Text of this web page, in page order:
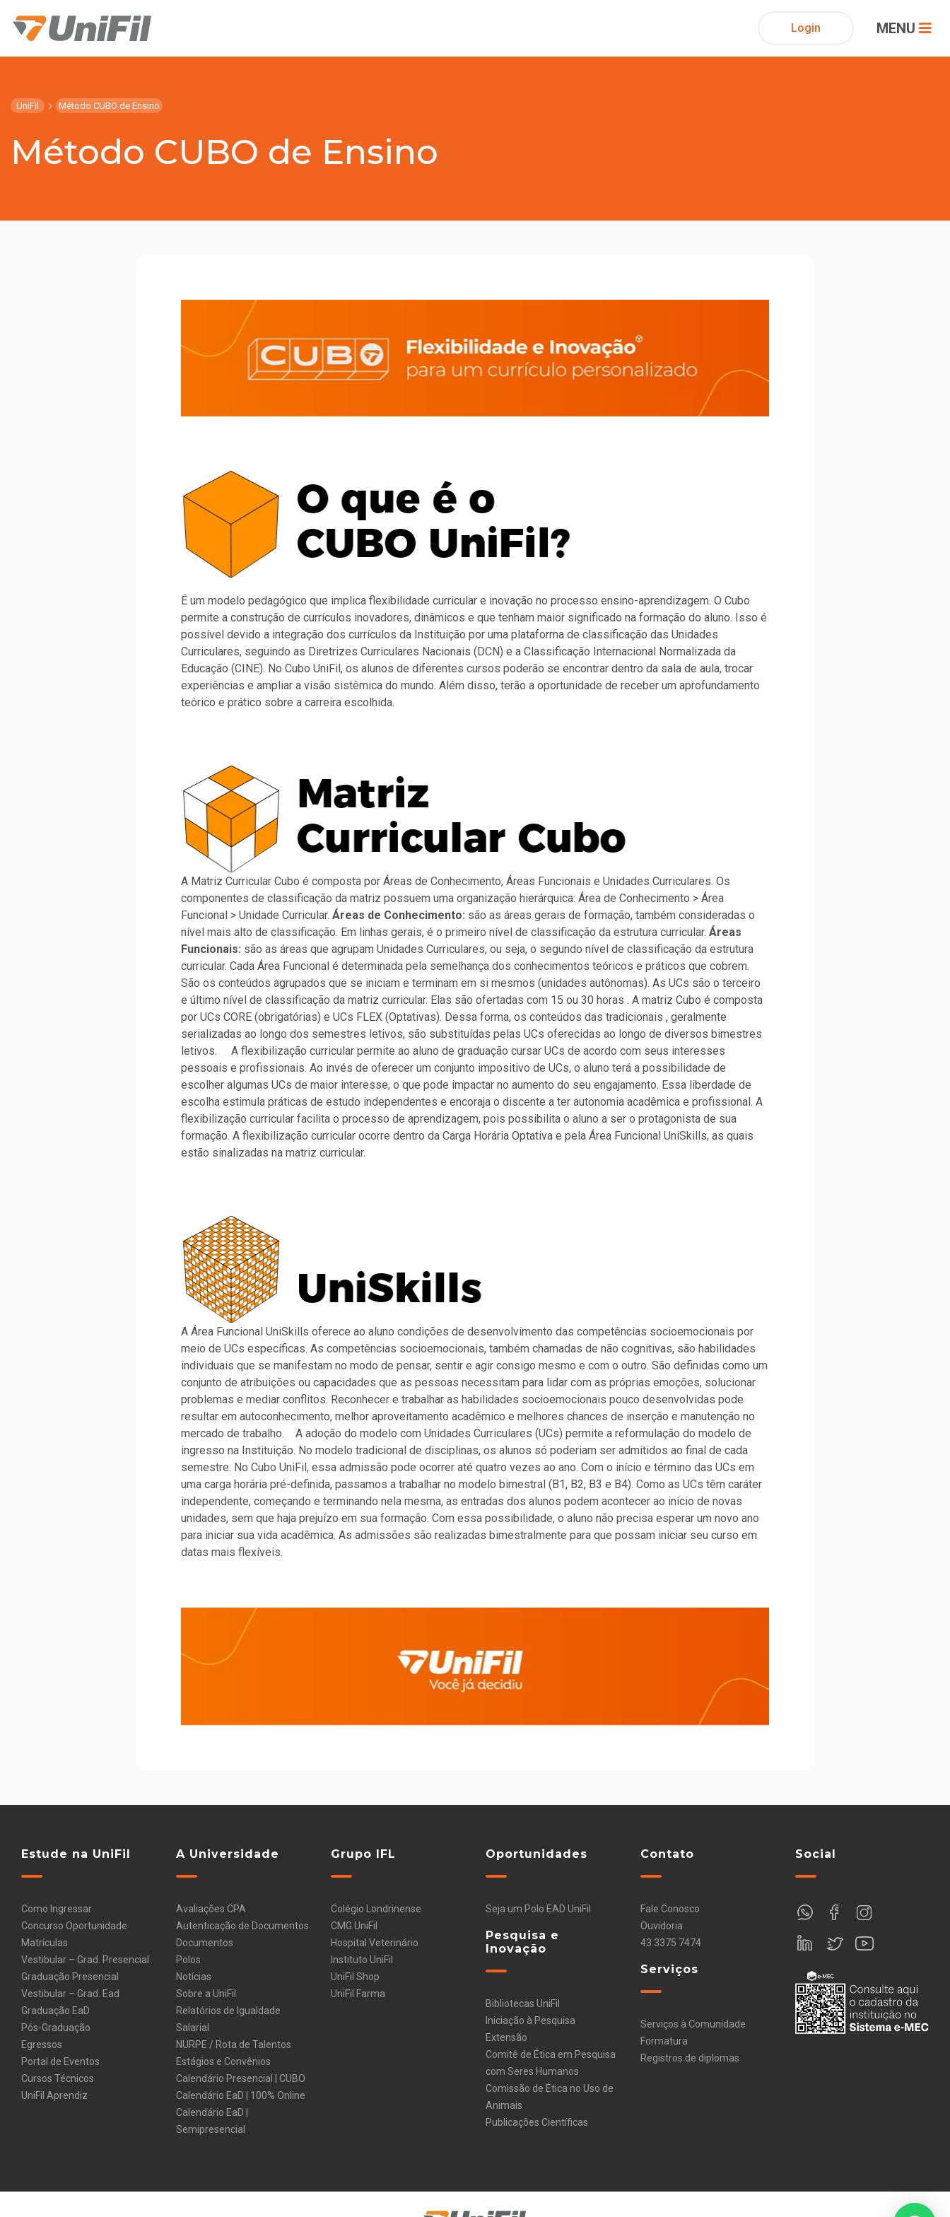
Login MENU
UniFil Método CUBO de Ensino
Método CUBO de Ensino
É um modelo pedagógico que implica flexibilidade curricular e inovação no processo ensino-aprendizagem. O Cubo
permite a construção de currículos inovadores, dinâmicos e que tenham maior significado na formação do aluno. Isso é
possível devido a integração dos currículos da Instituição por uma plataforma de classificação das Unidades
Curriculares, seguindo as Diretrizes Curriculares Nacionais (DCN) e a Classificação Internacional Normalizada da
Educação (CINE). No Cubo UniFil, os alunos de diferentes cursos poderão se encontrar dentro da sala de aula, trocar
experiências e ampliar a visão sistêmica do mundo. Além disso, terão a oportunidade de receber um aprofundamento
teórico e prático sobre a carreira escolhida.
A Matriz Curricular Cubo é composta por Áreas de Conhecimento, Áreas Funcionais e Unidades Curriculares. Os
componentes de classificação da matriz possuem uma organização hierárquica: Área de Conhecimento > Área
Funcional > Unidade Curricular. Áreas de Conhecimento: são as áreas gerais de formação, também consideradas o
nível mais alto de classificação. Em linhas gerais, é o primeiro nível de classificação da estrutura curricular. Áreas
Funcionais: são as áreas que agrupam Unidades Curriculares, ou seja, o segundo nível de classificação da estrutura
curricular. Cada Área Funcional é determinada pela semelhança dos conhecimentos teóricos e práticos que cobrem.
São os conteúdos agrupados que se iniciam e terminam em si mesmos (unidades autônomas). As UCs são o terceiro
e último nível de classificação da matriz curricular. Elas são ofertadas com 15 ou 30 horas . A matriz Cubo é composta
por UCs CORE (obrigatórias) e UCs FLEX (Optativas). Dessa forma, os conteúdos das tradicionais , geralmente
serializadas ao longo dos semestres letivos, são substituídas pelas UCs oferecidas ao longo de diversos bimestres
letivos.
A flexibilização curricular permite ao aluno de graduação cursar UCs de acordo com seus interesses
pessoais e profissionais. Ao invés de oferecer um conjunto impositivo de UCs, o aluno terá a possibilidade de
escolher algumas UCs de maior interesse, o que pode impactar no aumento do seu engajamento. Essa liberdade de
escolha estimula práticas de estudo independentes e encoraja o discente a ter autonomia acadêmica e profissional. A
flexibilização curricular facilita o processo de aprendizagem, pois possibilita o aluno a ser o protagonista de sua
formação. A flexibilização curricular ocorre dentro da Carga Horária Optativa e pela Área Funcional UniSkills, as quais
estão sinalizadas na matriz curricular.
A Área Funcional UniSkills oferece ao aluno condições de desenvolvimento das competências socioemocionais por
meio de UCs específicas. As competências socioemocionais, também chamadas de não cognitivas, são habilidades
individuais que se manifestam no modo de pensar, sentir e agir consigo mesmo e com o outro. São definidas como um
conjunto de atribuições ou capacidades que as pessoas necessitam para lidar com as próprias emoções, solucionar
problemas e mediar conflitos. Reconhecer e trabalhar as habilidades socioemocionais pouco desenvolvidas pode
resultar em autoconhecimento, melhor aproveitamento acadêmico e melhores chances de inserção e manutenção no
mercado de trabalho.
A adoção do modelo com Unidades Curriculares (UCs) permite a reformulação do modelo de
ingresso na Instituição. No modelo tradicional de disciplinas, os alunos só poderiam ser admitidos ao final de cada
semestre. No Cubo UniFil, essa admissão pode ocorrer até quatro vezes ao ano. Com o início e término das UCs em
uma carga horária pré-definida, passamos a trabalhar no modelo bimestral (B1, B2, B3 e B4). Como as UCs têm caráter
independente, começando e terminando nela mesma, as entradas dos alunos podem acontecer ao início de novas
unidades, sem que haja prejuízo em sua formação. Com essa possibilidade, o aluno não precisa esperar um novo ano
para iniciar sua vida acadêmica. As admissões são realizadas bimestralmente para que possam iniciar seu curso em
datas mais flexíveis.
Estude na UniFil
Como Ingressar
Concurso Oportunidade
Matrículas
Vestibular – Grad. Presencial
Graduação Presencial
Vestibular – Grad. Ead
Graduação EaD
Pós-Graduação
Egressos
Portal de Eventos
Cursos Técnicos
UniFil Aprendiz
A Universidade
Avaliações CPA
Autenticação de Documentos
Documentos
Polos
Notícias
Sobre a UniFil
Relatórios de Igualdade
Salarial
NURPE / Rota de Talentos
Estágios e Convênios
Calendário Presencial | CUBO
Calendário EaD | 100% Online
Calendário EaD |
Semipresencial
Grupo IFL
Colégio Londrinense
CMG UniFil
Hospital Veterinário
Instituto UniFil
UniFil Shop
UniFil Farma
Oportunidades
Seja um Polo EAD UniFil
Pesquisa e
Inovação
Bibliotecas UniFil
Iniciação à Pesquisa
Extensão
Comitê de Ética em Pesquisa
com Seres Humanos
Comissão de Ética no Uso de
Animais
Publicações Científicas
Contato
Fale Conosco
Ouvidoria
43 3375 7474
Serviços
Serviços à Comunidade
Formatura
Registros de diplomas
Social